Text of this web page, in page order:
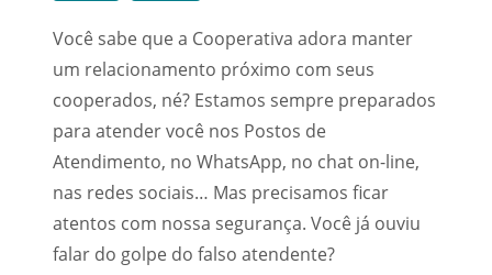
Você sabe que a Cooperativa adora manter
um relacionamento próximo com seus
cooperados, né? Estamos sempre preparados
para atender você nos Postos de
Atendimento, no WhatsApp, no chat on-line,
nas redes sociais… Mas precisamos ficar
atentos com nossa segurança. Você já ouviu
falar do golpe do falso atendente?